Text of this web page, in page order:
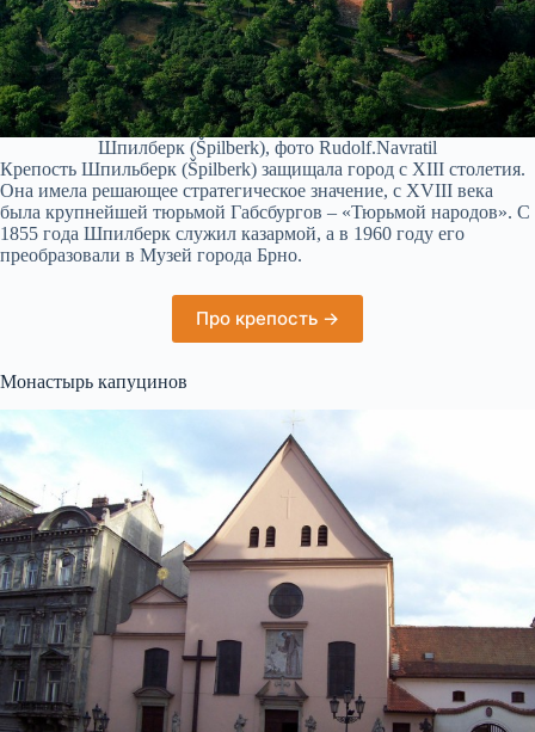
Шпилберк (Špilberk), фото Rudolf.Navratil
Крепость Шпильберк (Špilberk) защищала город с XIII столетия.
Она имела решающее стратегическое значение, с XVIII века
была крупнейшей тюрьмой Габсбургов – «Тюрьмой народов». С
1855 года Шпилберк служил казармой, а в 1960 году его
преобразовали в Музей города Брно.
Про крепость →
Монастырь капуцинов